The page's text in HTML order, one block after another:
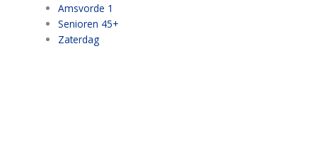
Amsvorde 1
Senioren 45+
Zaterdag